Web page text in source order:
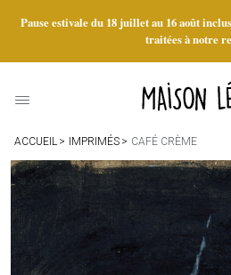
Pause estivale du 18 juillet au 16 août
traitées à notre
ACCUEIL IMPRIMÉS CAFÉ CRÈME